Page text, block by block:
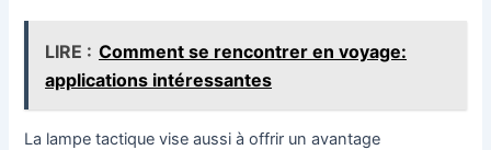
LIRE : Comment se rencontrer en voyage:
applications intéressantes
La lampe tactique vise aussi à offrir un avantage